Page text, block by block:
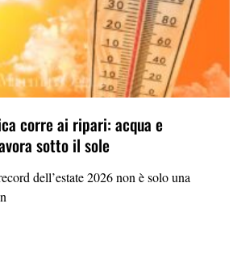
corre ai ripari: acqua e
sotto il sole
dell’estate 2026 non è solo una